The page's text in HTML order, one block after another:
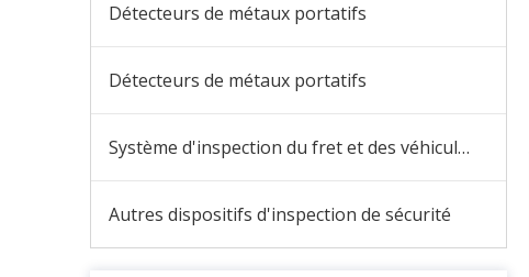
Détecteurs de métaux portatifs
Détecteurs de métaux portatifs
Système d'inspection du fret et des véhicules
Autres dispositifs d'inspection de sécurité